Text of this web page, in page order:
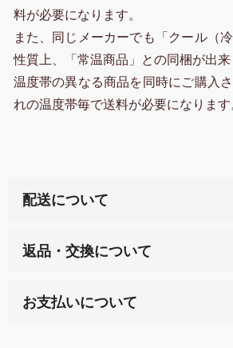
料が必要になります。
また、同じメーカーでも「クール（
性質上、「常温商品」との同梱が出来
温度帯の異なる商品を同時にご購入
れの温度帯毎で送料が必要になります
配送について
天ペイ」の方はご注文受付後）、
サイト内で購入された商品の送料は
返品・交換について
または配送途中の 事故などで不都
お支払いについて